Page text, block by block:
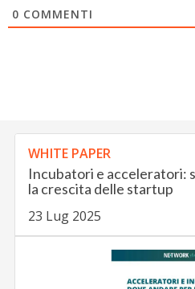
0 COMMENTI
WHITE PAPER
Incubatori e acceleratori:
la crescita delle startup
23 Lug 2025